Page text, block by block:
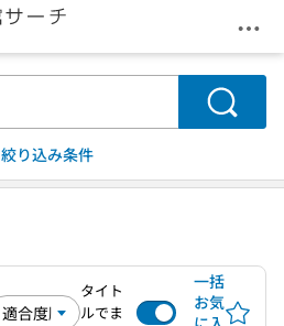
メ
検索
絞り込み条件
タイト
ルでま
一括
お気